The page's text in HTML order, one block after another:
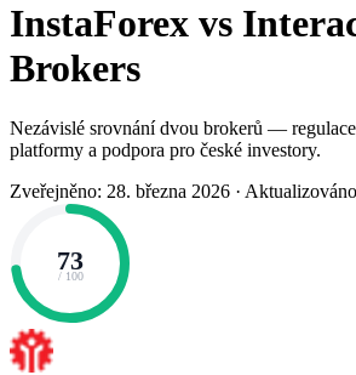
InstaForex vs
Brokers
Nezávislé srovnání dvou brokerů —
platformy a podpora pro české investory.
Zveřejněno: 28. března 2026 ·
73
/ 100